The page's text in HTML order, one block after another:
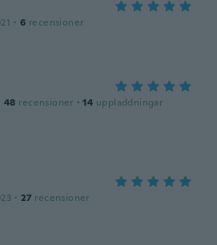
· 6 recensioner
48 recensioner · 14 uppladdningar
· 27 recensioner